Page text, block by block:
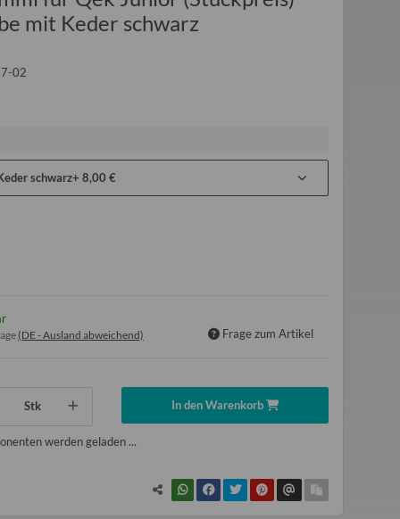
mit Keder schwarz
02
schwarz+ 8,00 €
(DE - Ausland abweichend) Frage zum Artikel
Stk In den Warenkorb
werden geladen ...